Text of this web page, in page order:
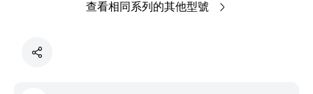
查看相同系列的其他型號